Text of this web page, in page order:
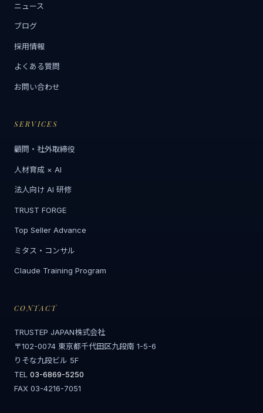
ニュース
ブログ
採用情報
よくある質問
お問い合わせ
SERVICES
顧問・社外取締役
人材育成 × AI
法人向け AI 研修
TRUST FORGE
Top Seller Advance
ミタス・コンサル
Claude Training Program
CONTACT
TRUSTEP JAPAN株式会社
〒102-0074 東京都千代田区九段南 1-5-6
りそな九段ビル 5F
TEL 03-6869-5250
FAX 03-4216-7051